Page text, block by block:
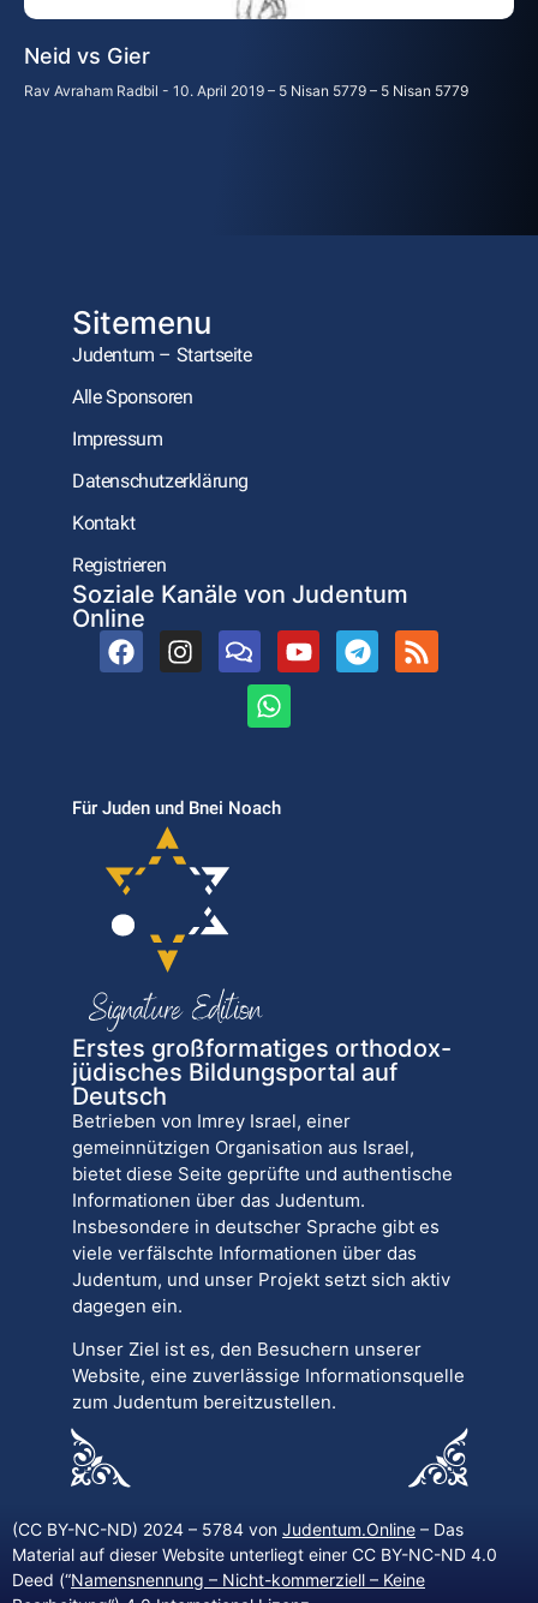
Neid vs Gier
Rav Avraham Radbil 10. April 2019 – 5 Nisan 5779 – 5 Nisan 5779
Sitemenu
Judentum – Startseite
Alle Sponsoren
Impressum
Datenschutzerklärung
Kontakt
Registrieren
Soziale Kanäle von Judentum
Online
Für Juden und Bnei Noach
Erstes großformatiges orthodox-
jüdisches Bildungsportal auf
Deutsch
Betrieben von Imrey Israel, einer
gemeinnützigen Organisation aus Israel,
bietet diese Seite geprüfte und authentische
Informationen über das Judentum.
Insbesondere in deutscher Sprache gibt es
viele verfälschte Informationen über das
Judentum, und unser Projekt setzt sich aktiv
dagegen ein.
Unser Ziel ist es, den Besuchern unserer
Website, eine zuverlässige Informationsquelle
zum Judentum bereitzustellen.
(CC BY-NC-ND) 2024 – 5784 von Judentum.Online – Das
Material auf dieser Website unterliegt einer CC BY-NC-ND 4.0
Deed (“Namensnennung – Nicht-kommerziell – Keine